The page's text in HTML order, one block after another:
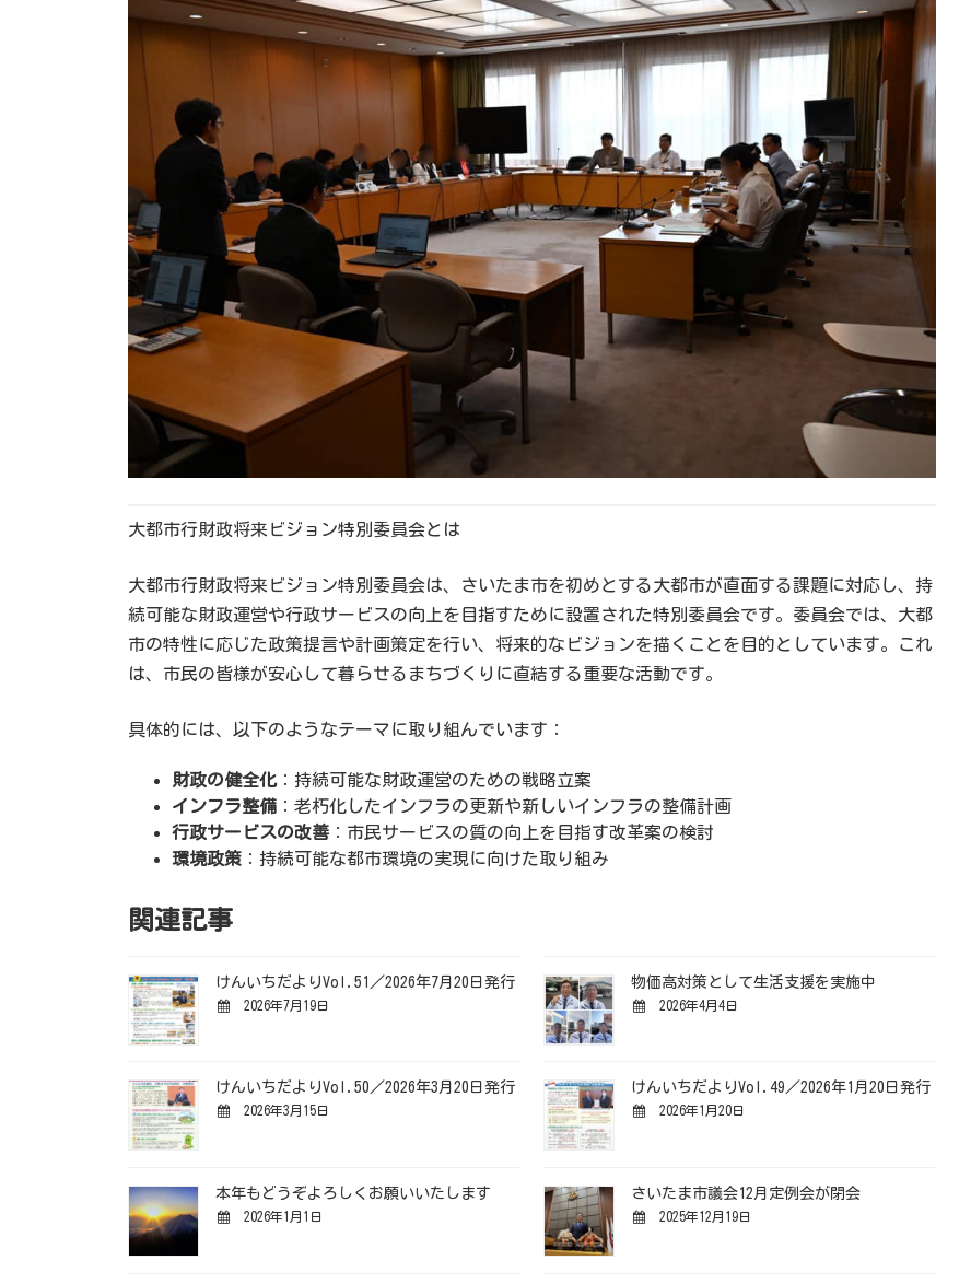
大都市行財政将来ビジョン特別委員会とは
大都市行財政将来ビジョン特別委員会は、さいたま市を初めとする大都市が直面する課題に対応し、持
続可能な財政運営や行政サービスの向上を目指すために設置された特別委員会です。委員会では、大都
市の特性に応じた政策提言や計画策定を行い、将来的なビジョンを描くことを目的としています。これ
は、市民の皆様が安心して暮らせるまちづくりに直結する重要な活動です。
具体的には、以下のようなテーマに取り組んでいます：
財政の健全化：持続可能な財政運営のための戦略立案
インフラ整備 ：老朽化したインフラの更新や新しいインフラの整備計画
行政サービスの改善：市民サービスの質の向上を目指す改革案の検討
環境政策 ：持続可能な都市環境の実現に向けた取り組み
関連記事
けんいちだよりVol.51／2026年7月20日発行
2026年7月19日
物価高対策として生活支援を実施中
2026年4月4日
けんいちだよりVol.50／2026年3月20日発行
2026年3月15日
けんいちだよりVol.49／2026年1月20日発行
2026年1月20日
本年もどうぞよろしくお願いいたします
2026年1月1日
さいたま市議会12月定例会が閉会
2025年12月19日